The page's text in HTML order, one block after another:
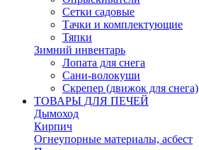
Сетки садовые
Тачки и комплектующие
Тяпки
Зимний инвентарь
Лопата для снега
Сани-волокуши
Скрепер (движок для снега)
ТОВАРЫ ДЛЯ ПЕЧЕЙ
Дымоход
Кирпич
Огнеупорные материалы, асбест